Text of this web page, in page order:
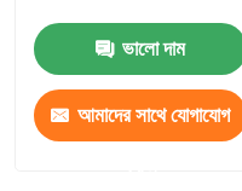
ভালো দাম
আমাদের সাথে যোগাযোগ